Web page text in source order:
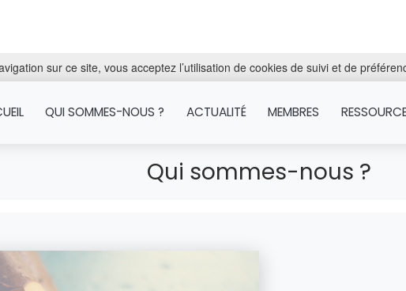
sur ce site, vous acceptez l’utilisation de cookies de suivi et de
QUI SOMMES-NOUS ? ACTUALITÉ MEMBRES
Qui sommes-nous ?